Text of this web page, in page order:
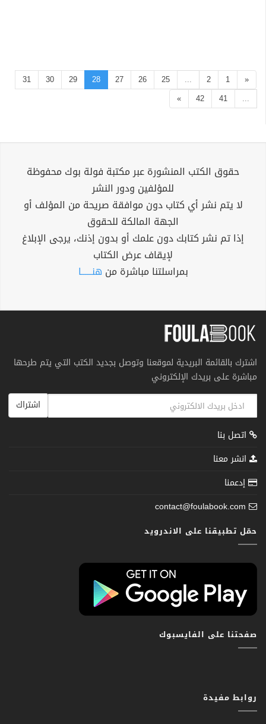
«
1
2
...
25
26
27
28
29
30
31
...
41
42
»
حقوق الكتب المنشورة عبر مكتبة فولة بوك محفوظة
للمؤلفين ودور النشر
لا يتم نشر أي كتاب دون موافقة صريحة من المؤلف أو
الجهة المالكة للحقوق
إذا تم نشر كتابك دون علمك أو بدون إذنك، يرجى الإبلاغ
لإيقاف عرض الكتاب
بمراسلتنا مباشرة من هنــــــا
اشترك بالقائمة البريدية لموقعنا وتوصل بجديد الكتب التي يتم طرحها
مباشرة على بريدك الإلكتروني
اشتراك
اتصل بنا
انشر معنا
إدعمنا
contact@foulabook.com
حمّل تطبيقنا على الاندرويد
صفحتنا على الفايسبوك
روابط مفيدة